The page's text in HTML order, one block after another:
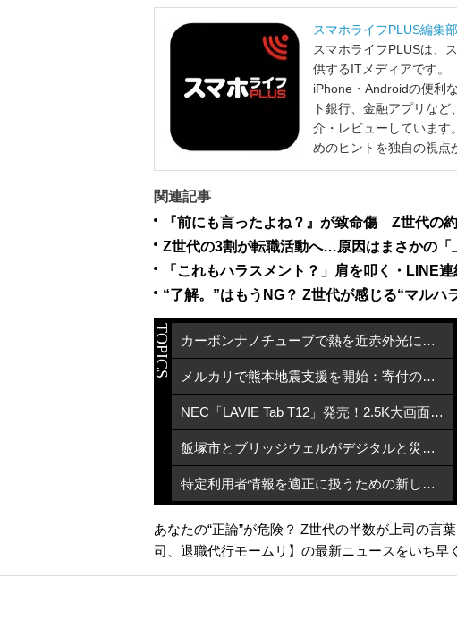
スマホライフPLUS編集部
スマホライフPLUSは、
供するITメディアです。
iPhone・Androidの便利
ト銀行、金融アプリな
介・レビューしています
めのヒントを独自の視点
関連記事
『前にも言ったよね？』が致命傷 Z世代の
Z世代の3割が転職活動へ…原因はまさかの「
「これもハラスメント？」肩を叩く・LINE
“了解。”はもうNG？ Z世代が感じる“マルハ
TOPICS カーボンナノチューブで熱を近赤外光に変換する方法
メルカリで熊本地震支援を開始：寄付の方法と活用先
NEC「LAVIE Tab T12」発売！2.5K大画面Androidタブレットが6万円台で登場
飯塚市とブリッジウェルがデジタルと災害支援で連携協定締結
特定利用者情報を適正に扱うための新しい指針とは？
あなたの“正論”が危険？ Z世代の半数が上司の言
司
退職代行モームリ 】の最新ニュースをいち早